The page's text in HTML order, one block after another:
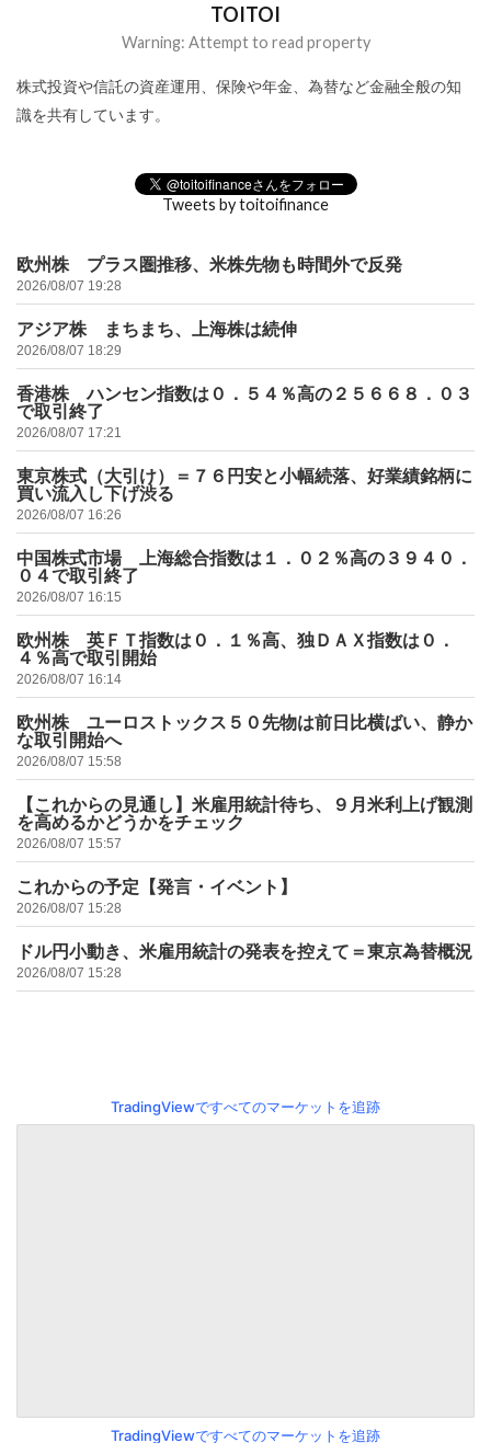
TOITOI
Warning: Attempt to read property
株式投資や信託の資産運用、保険や年金、為替など金融全般の知
識を共有しています。
Tweets by toitoifinance
欧州株 プラス圏推移、米株先物も時間外で反発
2026/08/07 19:28
アジア株 まちまち、上海株は続伸
2026/08/07 18:29
香港株 ハンセン指数は０．５４％高の２５６６８．０３
で取引終了
2026/08/07 17:21
東京株式（大引け）＝７６円安と小幅続落、好業績銘柄に
買い流入し下げ渋る
2026/08/07 16:26
中国株式市場 上海総合指数は１．０２％高の３９４０．
０４で取引終了
2026/08/07 16:15
欧州株 英ＦＴ指数は０．１％高、独ＤＡＸ指数は０．
４％高で取引開始
2026/08/07 16:14
欧州株 ユーロストックス５０先物は前日比横ばい、静か
な取引開始へ
2026/08/07 15:58
【これからの見通し】米雇用統計待ち、９月米利上げ観測
を高めるかどうかをチェック
2026/08/07 15:57
これからの予定【発言・イベント】
2026/08/07 15:28
ドル円小動き、米雇用統計の発表を控えて＝東京為替概況
2026/08/07 15:28
TradingViewですべてのマーケットを追跡
TradingViewですべてのマーケットを追跡